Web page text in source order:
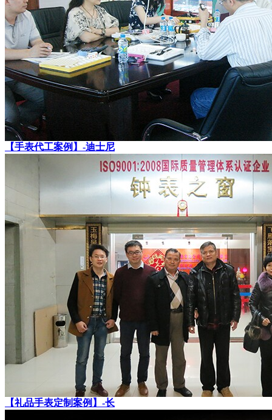
【手表代工案例】-迪士尼
【礼品手表定制案例】-长